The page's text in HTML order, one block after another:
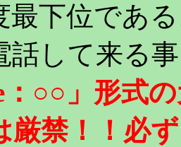
最下位であ
話して来る
：○○」形式
厳禁！！必